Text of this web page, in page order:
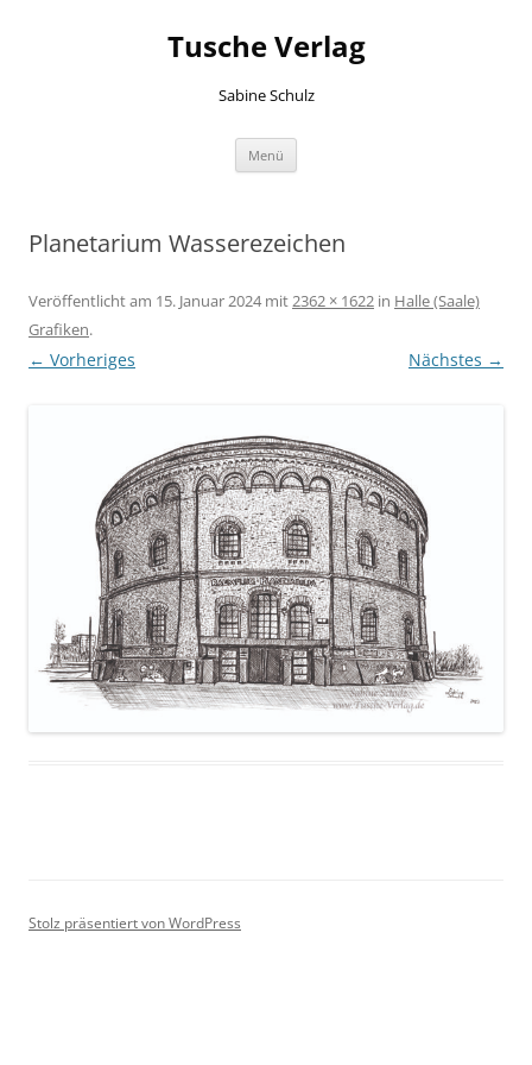
Tusche Verlag
Sabine Schulz
Menü
Planetarium Wasserezeichen
Veröffentlicht am 15. Januar 2024mit2362 × 1622 in Halle (Saale)
Grafiken.
← Vorheriges Nächstes →
Stolz präsentiert von WordPress